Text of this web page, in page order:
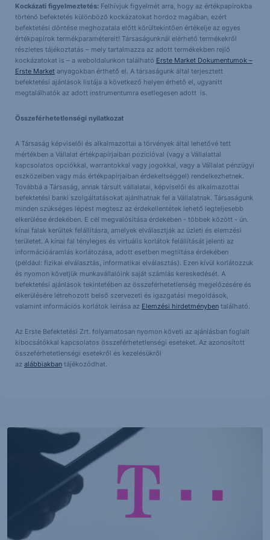
Kockázati figyelmeztetés:Felhívjuk figyelmét arra, hogy az értékpapírokba
történő befektetés különböző kockázatokat hordoz magában, ezért
befektetési döntése meghozatala előtt körültekintően értékelje az egyes
értékpapírok termékparamétereit! Társaságunknál elérhető termékekről
részletes tájékoztatás – mely tartalmazza az adott termékekben rejlő
kockázatokat is – a weboldalunkon található Erste Market Dokumentumok –
Erste Marketanyagokban érthető el. A társaságunk által terjesztett
befektetési ajánlások listája a következő helyen érhető el, ugyanitt
megtalálhatók az adott instrumentumra esetlegesen adott is.
Összeférhetetlenségi nyilatkozat
A Társaság képviselői és alkalmazottai a törvények által lehetővé tett
mértékben a Vállalat értékpapírjaiban pozícióval (vagy a Vállalattal
kapcsolatos opciókkal, warrantokkal vagy jogokkal, vagy a Vállalat pénzügyi
eszközeiben vagy más értékpapírjaiban érdekeltséggel) rendelkezhetnek.
Továbbá a Társaság, annak társult vállalatai, képviselői és alkalmazottai
befektetési banki szolgáltatásokat ajánlhatnak fel a Vállalatnak. Társaságunk
minden szükséges lépést megtesz az érdekellentétek lehető legteljesebb
elkerülése érdekében. E cél megvalósítása érdekében - többek között - ún.
kínai falak kerültek felállításra, amelyek elválasztják az üzleti és elemzési
területet. A kínai fal tényleges és virtuális korlátok felállítását jelenti az
információáramlás korlátozása, adott esetben megtiltása érdekében
(például: fizikai elválasztás, informatikai elválasztás). Ezen kívül korlátozzuk
és nyomon követjük munkavállalóink saját számlás kereskedését. A
befektetési ajánlások tekintetében az összeférhetetlenség megelőzésére és
elkerülésére létrehozott belső szervezeti és igazgatási megoldások,
valamint információs korlátok leírása az Elemzési hirdetménybentalálható.
Az Erste Befektetési Zrt. folyamatosan nyomon követi az ajánlásban foglalt
kibocsátókkal kapcsolatos összeférhetetlenségi eseteket. Az azonosított
összeférhetetlenségi esetekről és kezelésükről
az alábbiakbantájékozódhat.